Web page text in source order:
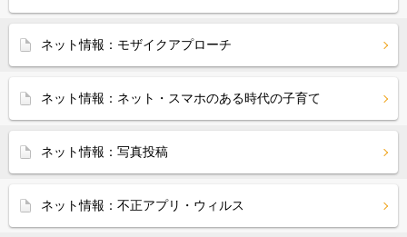
ネット情報：モザイクアプローチ
ネット情報：ネット・スマホのある時代の子育て
ネット情報：写真投稿
ネット情報：不正アプリ・ウィルス